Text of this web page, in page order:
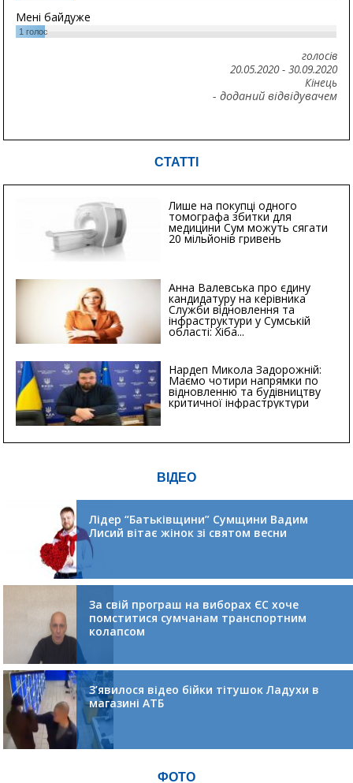
Мені байдуже
1 голос
голосів
20.05.2020- 30.09.2020
Кінець
- доданий відвідувачем
СТАТТІ
Лише на покупці одного
томографа збитки для
медицини Сум можуть сягати
20 мільйонів гривень
Анна Валевська про єдину
кандидатуру на керівника
Служби відновлення та
інфраструктури у Сумській
області: Хіба...
Нардеп Микола Задорожній:
Маємо чотири напрямки по
відновленню та будівництву
критичної інфраструктури
ВІДЕО
Лідер “Батьківщини” Сумщини Вадим
Лисий вітає жінок зі святом весни
За свій програш на виборах ЄС хоче
помститися сумчанам транспортним
колапсом
З’явилося відео бійки тітушок Ладухи в
магазині АТБ
ФОТО